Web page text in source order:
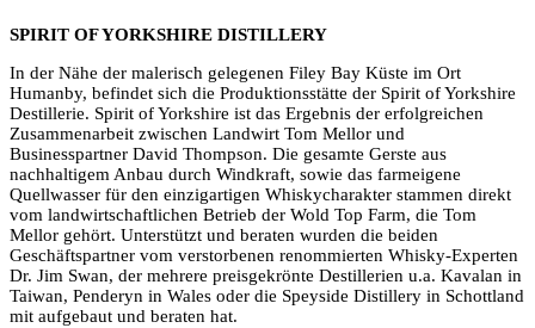
SPIRIT OF YORKSHIRE DISTILLERY
In der Nähe der malerisch gelegenen Filey Bay Küste im Ort
Humanby, befindet sich die Produktionsstätte der Spirit of Yorkshire
Destillerie. Spirit of Yorkshire ist das Ergebnis der erfolgreichen
Zusammenarbeit zwischen Landwirt Tom Mellor und
Businesspartner David Thompson. Die gesamte Gerste aus
nachhaltigem Anbau durch Windkraft, sowie das farmeigene
Quellwasser für den einzigartigen Whiskycharakter stammen direkt
vom landwirtschaftlichen Betrieb der Wold Top Farm, die Tom
Mellor gehört. Unterstützt und beraten wurden die beiden
Geschäftspartner vom verstorbenen renommierten Whisky-Experten
Dr. Jim Swan, der mehrere preisgekrönte Destillerien u.a. Kavalan in
Taiwan, Penderyn in Wales oder die Speyside Distillery in Schottland
mit aufgebaut und beraten hat.